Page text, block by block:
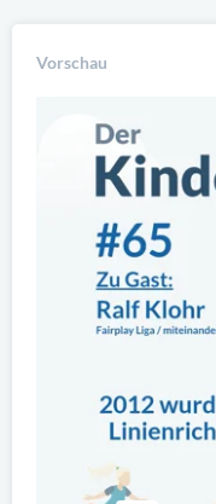
Vorschau